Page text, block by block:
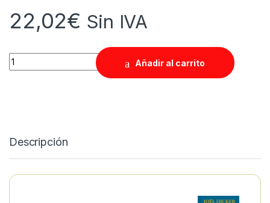
22,02€ Sin IVA
Quantity
Añadir al carrito
Descripción